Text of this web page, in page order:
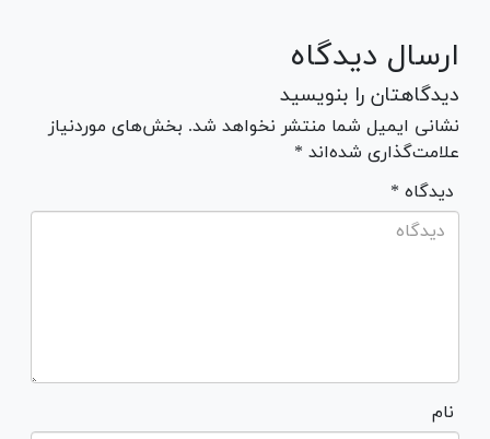
ارسال دیدگاه
دیدگاهتان را بنویسید
نشانی ایمیل شما منتشر نخواهد شد. بخش‌های موردنیاز
علامت‌گذاری شده‌اند *
* دیدگاه
نام